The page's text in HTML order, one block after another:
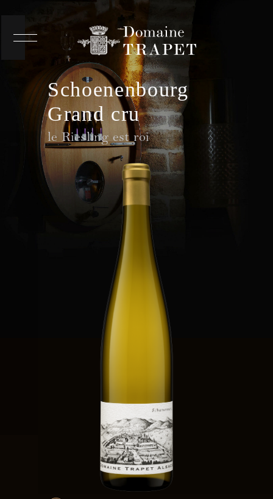
Schoenenbourg
Grand cru
le Riesling est roi